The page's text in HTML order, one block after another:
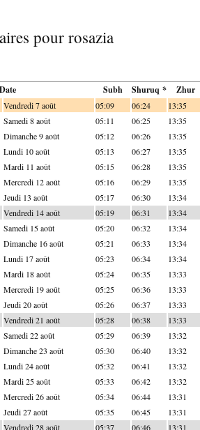
pour rosazia
Date Subh Shuruq * Zhur
Vendredi 7 août 05:09 06:24 13:35
Samedi 8 août 05:11 06:25 13:35
Dimanche 9 août 05:12 06:26 13:35
Lundi 10 août 05:13 06:27 13:35
Mardi 11 août 05:15 06:28 13:35
Mercredi 12 août 05:16 06:29 13:35
Jeudi 13 août 05:17 06:30 13:34
Vendredi 14 août 05:19 06:31 13:34
Samedi 15 août 05:20 06:32 13:34
Dimanche 16 août 05:21 06:33 13:34
Lundi 17 août 05:23 06:34 13:34
Mardi 18 août 05:24 06:35 13:33
Mercredi 19 août 05:25 06:36 13:33
Jeudi 20 août 05:26 06:37 13:33
Vendredi 21 août 05:28 06:38 13:33
Samedi 22 août 05:29 06:39 13:32
Dimanche 23 août 05:30 06:40 13:32
Lundi 24 août 05:32 06:41 13:32
Mardi 25 août 05:33 06:42 13:32
Mercredi 26 août 05:34 06:44 13:31
Jeudi 27 août 05:35 06:45 13:31
Vendredi 28 août 05:37 06:46 13:31